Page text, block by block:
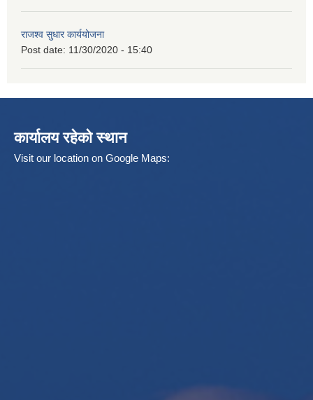
राजश्व सुधार कार्ययोजना
Post date: 11/30/2020 - 15:40
कार्यालय रहेको स्थान
Visit our location on Google Maps: